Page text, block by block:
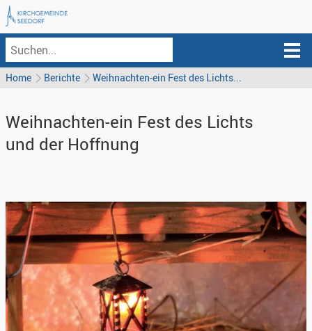
Home Berichte Weihnachten-ein Fest des Lichts...
Weihnachten-ein Fest des Lichts
und der Hoffnung